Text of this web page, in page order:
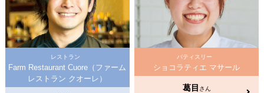
レストラン
Farm Restaurant Cuore（ファーム
レストラン クオーレ）
パティスリー
ショコラティエ マサール
葛目 さん